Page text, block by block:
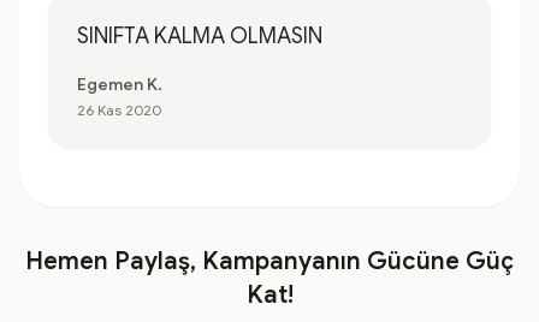
SINIFTA KALMA OLMASIN
Egemen K.
26 Kas 2020
Hemen Paylaş, Kampanyanın Gücüne Güç
Kat!